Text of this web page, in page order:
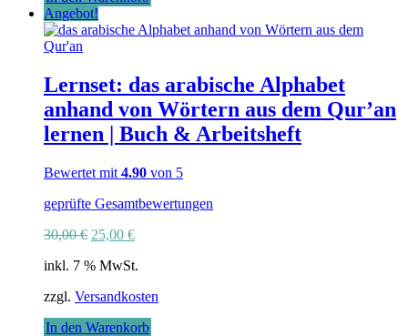
Angebot!
Lernset: das arabische Alphabet
anhand von Wörtern aus dem Qur’an
lernen | Buch & Arbeitsheft
Bewertet mit 4.90 von 5
geprüfte Gesamtbewertungen
30,00€ Ursprünglicher
war:
25,00 €Aktueller
ist:
inkl. 7 % MwSt.
zzgl. Versandkosten
In den Warenkorb